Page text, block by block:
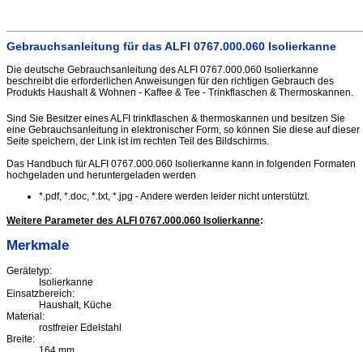
Gebrauchsanleitung für das ALFI 0767.000.060 Isolierkanne
Die deutsche Gebrauchsanleitung des ALFI 0767.000.060 Isolierkanne
beschreibt die erforderlichen Anweisungen für den richtigen Gebrauch des
Produkts Haushalt & Wohnen - Kaffee & Tee - Trinkflaschen & Thermoskannen.
Sind Sie Besitzer eines ALFI trinkflaschen & thermoskannen und besitzen Sie
eine Gebrauchsanleitung in elektronischer Form, so können Sie diese auf dieser
Seite speichern, der Link ist im rechten Teil des Bildschirms.
Das Handbuch für ALFI 0767.000.060 Isolierkanne kann in folgenden Formaten
hochgeladen und heruntergeladen werden
*.pdf, *.doc, *.txt, *.jpg - Andere werden leider nicht unterstützt.
Weitere Parameter des ALFI 0767.000.060 Isolierkanne:
Merkmale
Gerätetyp:
Isolierkanne
Einsatzbereich:
Haushalt, Küche
Material:
rostfreier Edelstahl
Breite: